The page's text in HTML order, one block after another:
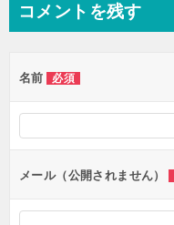
ビ
ー
シ
ョ
ン
コメントを残す
名前 必須
メール（公開されません）